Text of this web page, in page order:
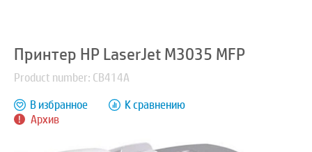
Принтер HP LaserJet M3035 MFP
Product number: CB414A
Архив
В избранное К сравнению